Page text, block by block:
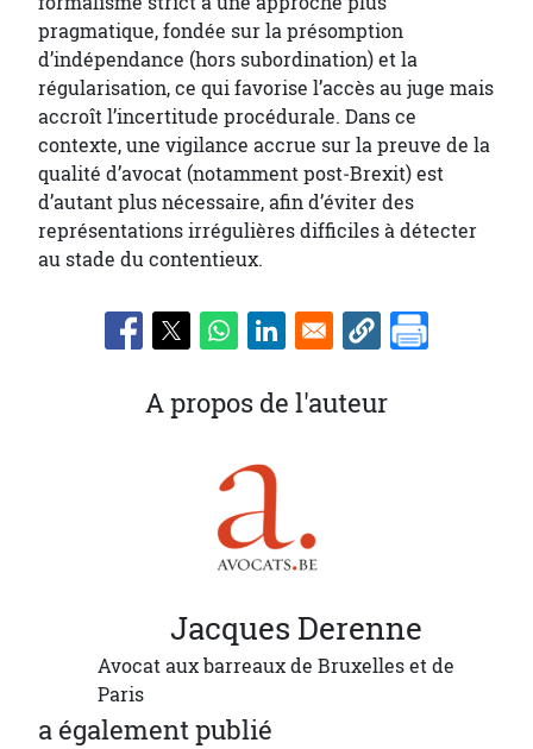
pragmatique, fondée sur la présomption
d’indépendance (hors subordination) et la
régularisation, ce qui favorise l’accès au juge mais
accroît l’incertitude procédurale. Dans ce
contexte, une vigilance accrue sur la preuve de la
qualité d’avocat (notamment post‑Brexit) est
d’autant plus nécessaire, afin d’éviter des
représentations irrégulières difficiles à détecter
au stade du contentieux.
A propos de l'auteur
Jacques Derenne
Avocat aux barreaux de Bruxelles et de
Paris
a également publié